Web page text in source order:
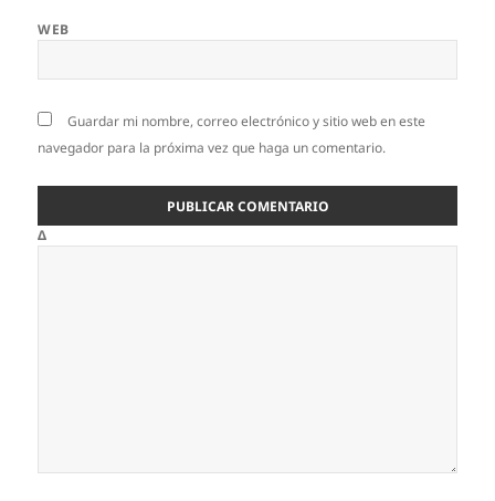
WEB
Guardar mi nombre, correo electrónico y sitio web en este
navegador para la próxima vez que haga un comentario.
Δ